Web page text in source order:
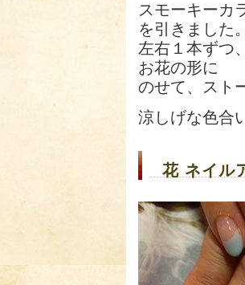
スモーキーカ
を引きました
左右１本ずつ
お花の形に
のせて、スト
涼しげな色合
花 ネイ